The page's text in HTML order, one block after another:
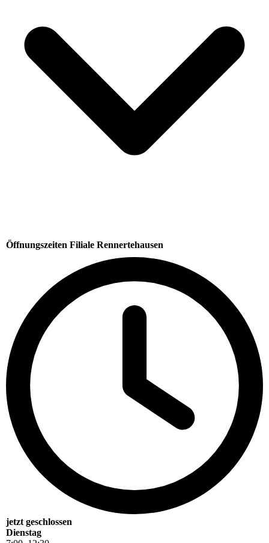
Öffnungszeiten Filiale Rennertehausen
jetzt geschlossen
Dienstag